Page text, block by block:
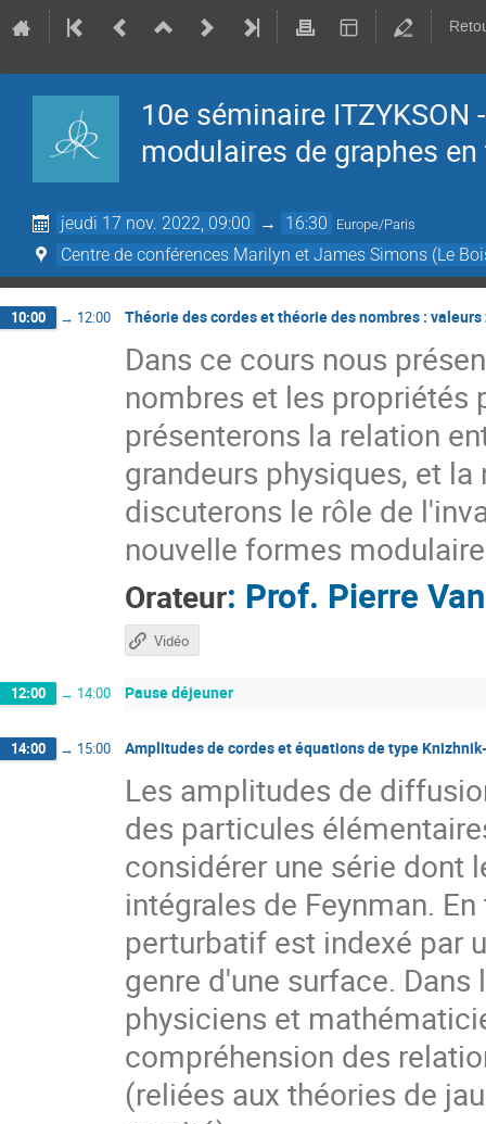
10e séminaire
modulaires de graphes
jeudi 17 nov. 2022, 09:00 → 16:30 Europe/Paris
Centre de conférences Marilyn et James Simons (Le
10:00 → 12:00 Théorie des cordes et théorie des nombres :
Dans ce cours nous
nombres et les propriétés
présenterons la relation
grandeurs physiques, et
discuterons le rôle de
nouvelle formes
Orateur: Prof. Pierre
Vidéo
12:00 → 14:00 Pause déjeuner
14:00 → 15:00 Amplitudes de cordes et équations de type
Les amplitudes de
des particules
considérer une série dont
intégrales de Feynman.
perturbatif est indexé par
genre d'une surface.
physiciens et
compréhension des
(reliées aux théories de